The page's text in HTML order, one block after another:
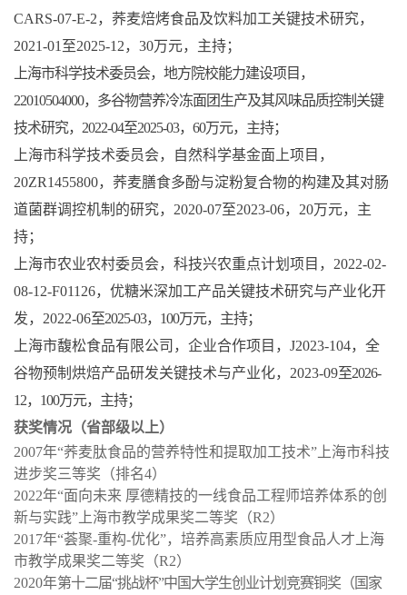
CARS-07-E-2，荞麦焙烤食品及饮料加工关键技术研究，
2021-01至2025-12，30万元，主持；
上海市科学技术委员会，地方院校能力建设项目，
22010504000，多谷物营养冷冻面团生产及其风味品质控制关键
技术研究，2022-04至2025-03，60万元，主持；
上海市科学技术委员会，自然科学基金面上项目，
20ZR1455800，荞麦膳食多酚与淀粉复合物的构建及其对肠
道菌群调控机制的研究，2020-07至2023-06，20万元，主
持；
上海市农业农村委员会，科技兴农重点计划项目，2022-02-
08-12-F01126，优糖米深加工产品关键技术研究与产业化开
发，2022-06至2025-03，100万元，主持；
上海市馥松食品有限公司，企业合作项目，J2023-104，全
谷物预制烘焙产品研发关键技术与产业化，2023-09至2026-
12，100万元，主持；
获奖情况（省部级以上）
2007年“荞麦肽食品的营养特性和提取加工技术”上海市科技
进步奖三等奖（排名4）
2022年“面向未来 厚德精技的一线食品工程师培养体系的创
新与实践”上海市教学成果奖二等奖（R2）
2017年“荟聚-重构-优化”，培养高素质应用型食品人才上海
市教学成果奖二等奖（R2）
2020年第十二届“挑战杯”中国大学生创业计划竞赛铜奖（国家